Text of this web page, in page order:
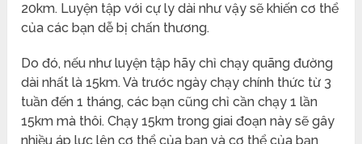
20km. Luyện tập với cự ly dài như vậy sẽ khiến cơ thể
của các bạn dễ bị chấn thương.
Do đó, nếu như luyện tập hãy chỉ chạy quãng đường
dài nhất là 15km. Và trước ngày chạy chính thức từ 3
tuần đến 1 tháng, các bạn cũng chỉ cần chạy 1 lần
15km mà thôi. Chạy 15km trong giai đoạn này sẽ gây
nhiều áp lực lên cơ thể của bạn và cơ thể của bạn